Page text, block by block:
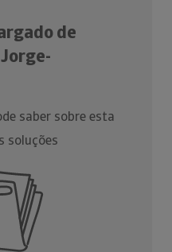
de
saber sobre esta
soluções